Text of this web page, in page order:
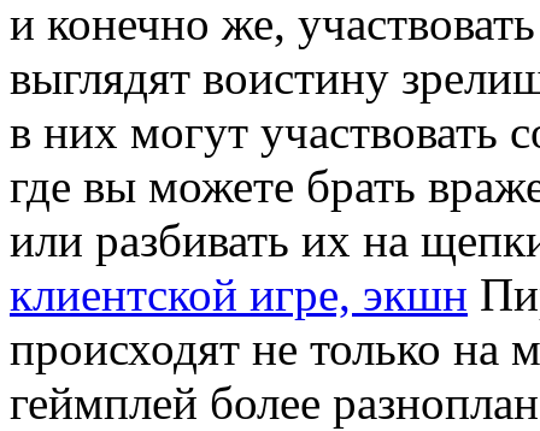
и конечно же,
выглядят воистину
в них могут участвовать
где вы можете брать
или разбивать их на
клиентской игре, экшн
происходят не только на
геймплей более